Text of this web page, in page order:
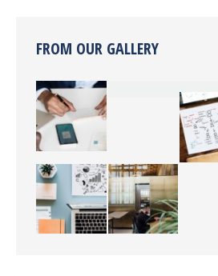
FROM OUR GALLERY